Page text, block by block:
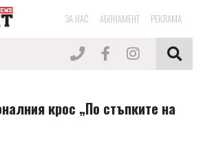
ЗА НАС АБОНАМЕНТ РЕКЛАМА
крос „По стъпките на